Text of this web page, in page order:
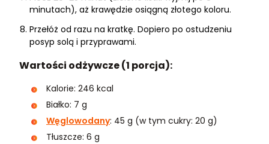
minutach), aż krawędzie osiągną złotego koloru.
Przełóż od razu na kratkę. Dopiero po ostudzeniu
posyp solą i przyprawami.
Wartości odżywcze (1 porcja):
Kalorie: 246 kcal
Białko: 7 g
Węglowodany: 45 g (w tym cukry: 20 g)
Tłuszcze: 6 g